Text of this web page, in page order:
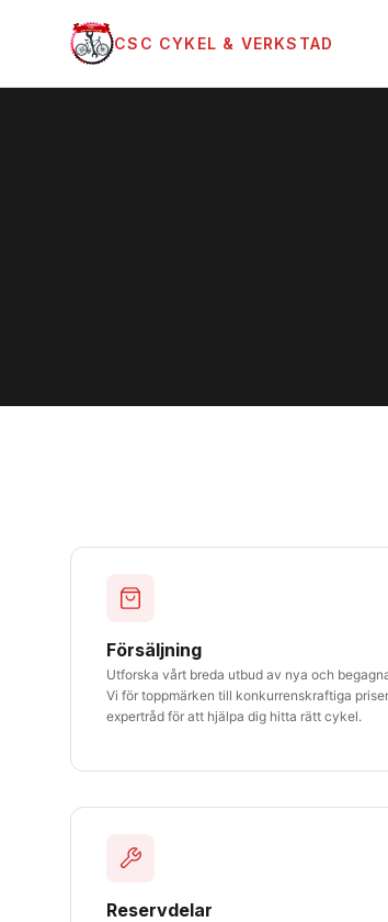
CSC CYKEL & VERKSTAD
Försäljning
Utforska vårt breda utbud av nya och
Vi för toppmärken till konkurrenskraftiga
expertråd för att hjälpa dig hitta rätt cykel.
Reservdelar